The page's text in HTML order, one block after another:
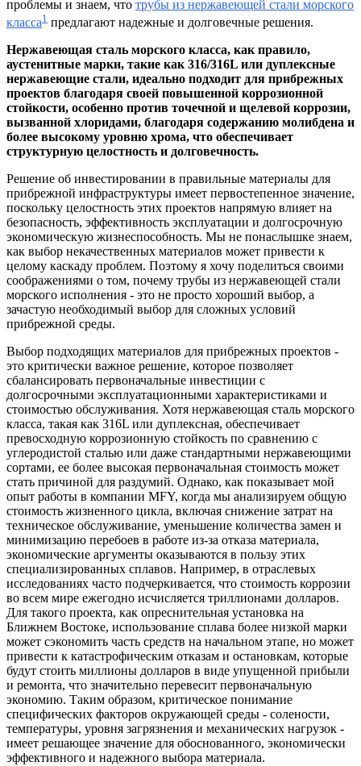
проблемы и знаем, что трубы из нержавеющей стали морского
класса1 предлагают надежные и долговечные решения.
Нержавеющая сталь морского класса, как правило,
аустенитные марки, такие как 316/316L или дуплексные
нержавеющие стали, идеально подходит для прибрежных
проектов благодаря своей повышенной коррозионной
стойкости, особенно против точечной и щелевой коррозии,
вызванной хлоридами, благодаря содержанию молибдена и
более высокому уровню хрома, что обеспечивает
структурную целостность и долговечность.
Решение об инвестировании в правильные материалы для
прибрежной инфраструктуры имеет первостепенное значение,
поскольку целостность этих проектов напрямую влияет на
безопасность, эффективность эксплуатации и долгосрочную
экономическую жизнеспособность. Мы не понаслышке знаем,
как выбор некачественных материалов может привести к
целому каскаду проблем. Поэтому я хочу поделиться своими
соображениями о том, почему трубы из нержавеющей стали
морского исполнения - это не просто хороший выбор, а
зачастую необходимый выбор для сложных условий
прибрежной среды.
Выбор подходящих материалов для прибрежных проектов -
это критически важное решение, которое позволяет
сбалансировать первоначальные инвестиции с
долгосрочными эксплуатационными характеристиками и
стоимостью обслуживания. Хотя нержавеющая сталь морского
класса, такая как 316L или дуплексная, обеспечивает
превосходную коррозионную стойкость по сравнению с
углеродистой сталью или даже стандартными нержавеющими
сортами, ее более высокая первоначальная стоимость может
стать причиной для раздумий. Однако, как показывает мой
опыт работы в компании MFY, когда мы анализируем общую
стоимость жизненного цикла, включая снижение затрат на
техническое обслуживание, уменьшение количества замен и
минимизацию перебоев в работе из-за отказа материала,
экономические аргументы оказываются в пользу этих
специализированных сплавов. Например, в отраслевых
исследованиях часто подчеркивается, что стоимость коррозии
во всем мире ежегодно исчисляется триллионами долларов.
Для такого проекта, как опреснительная установка на
Ближнем Востоке, использование сплава более низкой марки
может сэкономить часть средств на начальном этапе, но может
привести к катастрофическим отказам и остановкам, которые
будут стоить миллионы долларов в виде упущенной прибыли
и ремонта, что значительно перевесит первоначальную
экономию. Таким образом, критическое понимание
специфических факторов окружающей среды - солености,
температуры, уровня загрязнения и механических нагрузок -
имеет решающее значение для обоснованного, экономически
эффективного и надежного выбора материала.